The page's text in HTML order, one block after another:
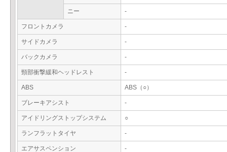
ニー -
フロントカメラ -
サイドカメラ -
バックカメラ -
頸部衝撃緩和ヘッドレスト -
ABS ABS（○）
ブレーキアシスト -
アイドリングストップシステム ○
ランフラットタイヤ -
エアサスペンション -